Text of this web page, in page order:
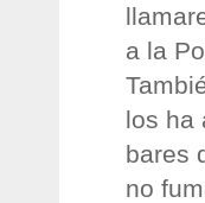
a la
los ha
bares
no